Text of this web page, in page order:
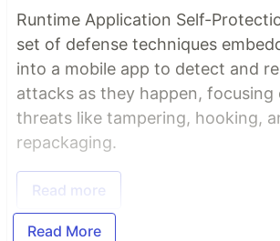
Runtime Application Self-
set of defense techniques
into a mobile app to detect and
attacks as they happen, focusing
threats like tampering, hooking,
repackaging.
Read more
Read More